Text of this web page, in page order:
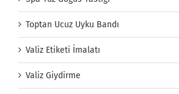
Toptan Ucuz Uyku Bandı
Valiz Etiketi İmalatı
Valiz Giydirme